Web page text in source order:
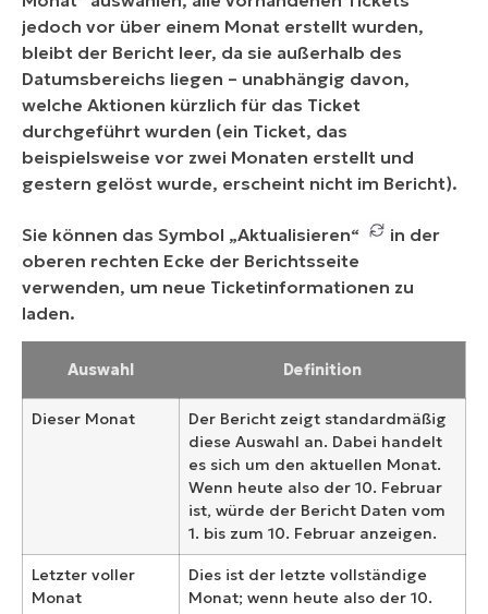
jedoch vor über einem Monat erstellt wurden,
bleibt der Bericht leer, da sie außerhalb des
Datumsbereichs liegen – unabhängig davon,
welche Aktionen kürzlich für das Ticket
durchgeführt wurden (ein Ticket, das
beispielsweise vor zwei Monaten erstellt und
gestern gelöst wurde, erscheint nicht im Bericht).
Sie können das Symbol „Aktualisieren“
in der
oberen rechten Ecke der Berichtsseite
verwenden, um neue Ticketinformationen zu
laden.
Auswahl Definition
Dieser Monat
Der Bericht zeigt standardmäßig
diese Auswahl an. Dabei handelt
es sich um den aktuellen Monat.
Wenn heute also der 10. Februar
ist, würde der Bericht Daten vom
1. bis zum 10. Februar anzeigen.
Letzter voller
Monat
Dies ist der letzte vollständige
Monat; wenn heute also der 10.